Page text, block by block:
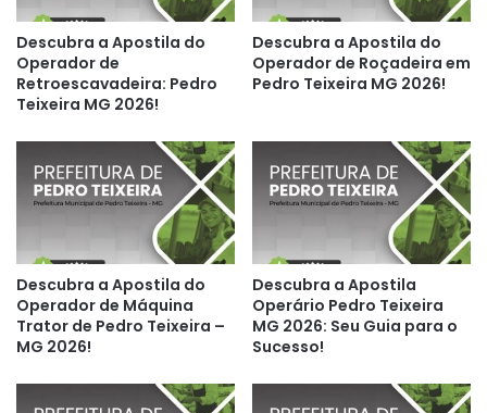
Descubra a Apostila do
Operador de
Retroescavadeira: Pedro
Teixeira MG 2026!
Descubra a Apostila do
Operador de Roçadeira em
Pedro Teixeira MG 2026!
Descubra a Apostila do
Operador de Máquina
Trator de Pedro Teixeira –
MG 2026!
Descubra a Apostila
Operário Pedro Teixeira
MG 2026: Seu Guia para o
Sucesso!